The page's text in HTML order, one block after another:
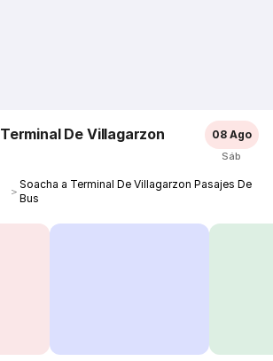
Terminal De Villagarzon 08 Ago
Sáb
＞
Soacha a Terminal De Villagarzon Pasajes De
Bus